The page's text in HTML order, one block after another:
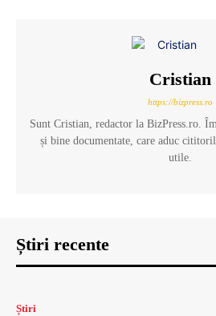
Cristian
https://bizpress.ro
Sunt Cristian, redactor la BizPress.ro.
și bine documentate, care aduc
utile.
Știri recente
Știri